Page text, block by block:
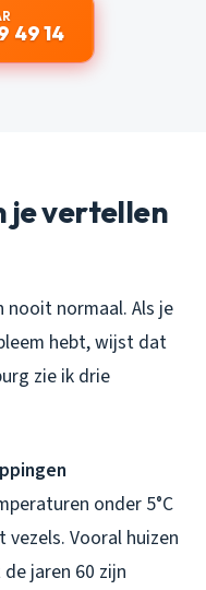
49 14
je vertellen
nooit normaal. Als je
hebt, wijst dat
zie ik drie
onder 5°C
Vooral huizen
jaren 60 zijn